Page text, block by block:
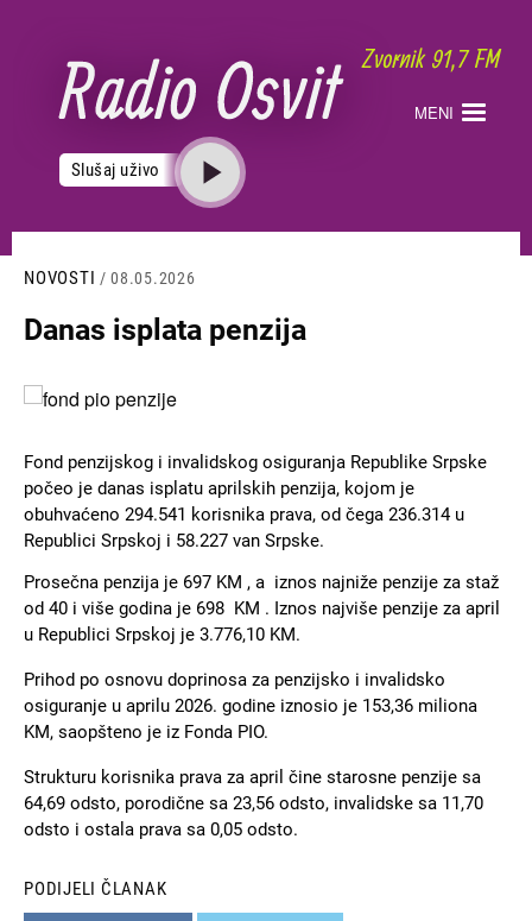
sadržaj
MENI
Slušaj uživo
NOVOSTI / 08.05.2026
Danas isplata penzija
Slika
Fond penzijskog i invalidskog osiguranja Republike Srpske
počeo je danas isplatu aprilskih penzija, kojom je
obuhvaćeno 294.541 korisnika prava, od čega 236.314 u
Republici Srpskoj i 58.227 van Srpske.
Prosečna penzija je 697 KM , a iznos najniže penzije za staž
od 40 i više godina je 698 KM . Iznos najviše penzije za april
u Republici Srpskoj je 3.776,10 KM.
Prihod po osnovu doprinosa za penzijsko i invalidsko
osiguranje u aprilu 2026. godine iznosio je 153,36 miliona
KM, saopšteno je iz Fonda PIO.
Strukturu korisnika prava za april čine starosne penzije sa
64,69 odsto, porodične sa 23,56 odsto, invalidske sa 11,70
odsto i ostala prava sa 0,05 odsto.
PODIJELI ČLANAK